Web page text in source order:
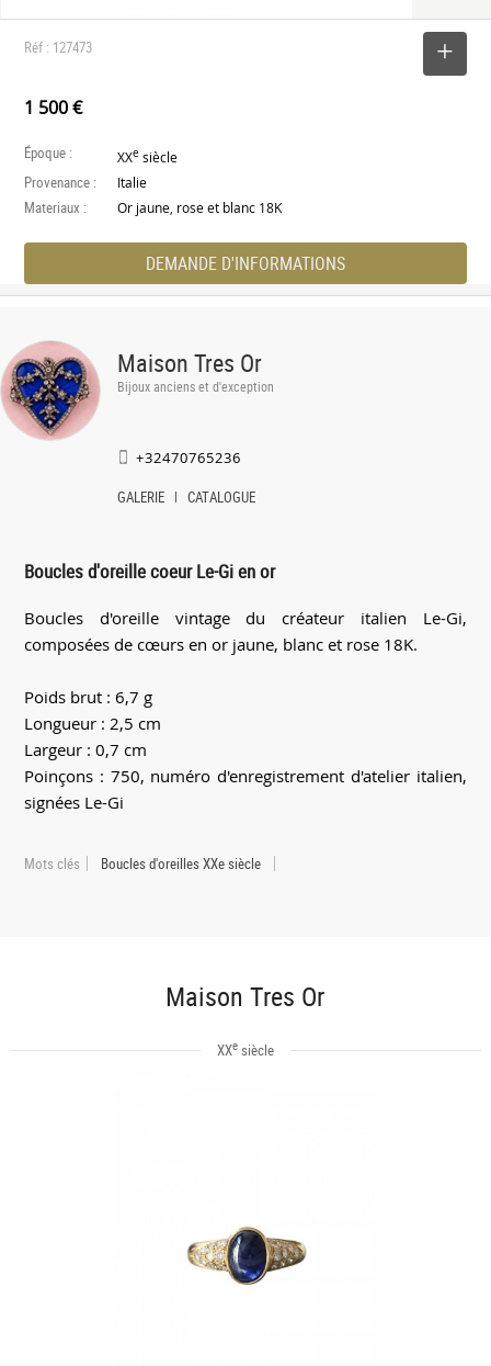
Réf : 127473
1 500 €
Époque : XXe siècle
Provenance : Italie
Materiaux : Or jaune, rose et blanc 18K
DEMANDE D'INFORMATIONS
Maison Tres Or
Bijoux anciens et d'exception
+32470765236
GALERIE CATALOGUE
Boucles d'oreille coeur Le-Gi en or
Boucles d'oreille vintage du créateur italien Le-Gi,
composées de cœurs en or jaune, blanc et rose 18K.
Poids brut : 6,7 g
Longueur : 2,5 cm
Largeur : 0,7 cm
Poinçons : 750, numéro d'enregistrement d'atelier italien,
signées Le-Gi
Mots clés Boucles d'oreilles XXe siècle
Maison Tres Or
XXesiècle